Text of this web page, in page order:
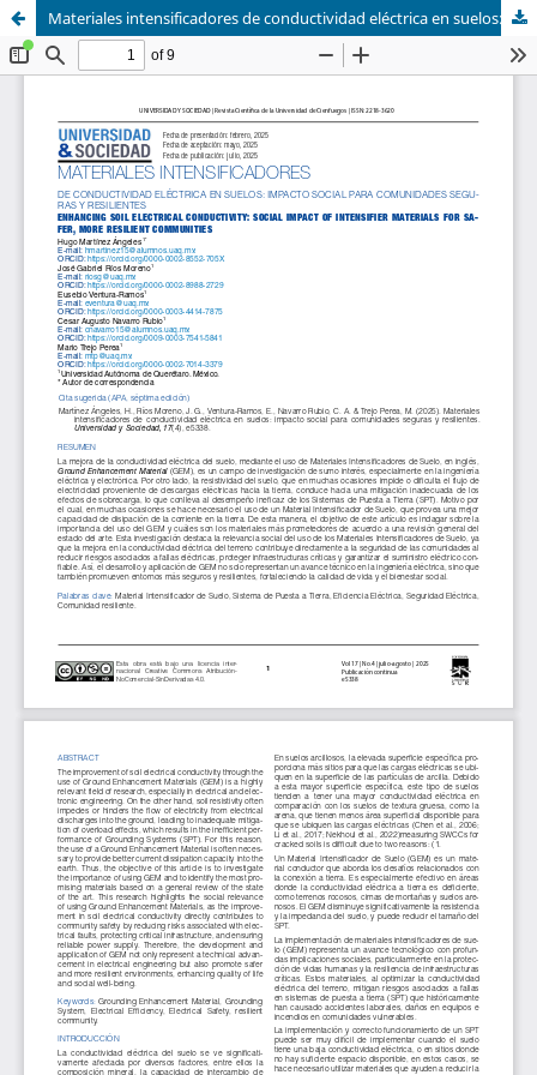
Materiales intensificadores de conductividad eléctrica en suelos: impacto social para comunidades seguras y resilientes